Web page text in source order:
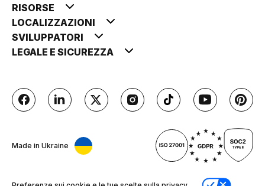
RISORSE
LOCALIZZAZIONI
SVILUPPATORI
LEGALE E SICUREZZA
Made in Ukraine